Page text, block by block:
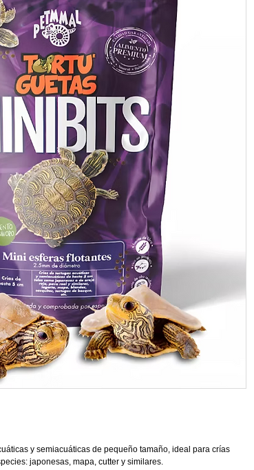
y semiacuáticas de pequeño tamaño, ideal para crías
japonesas, mapa, cutter y similares.